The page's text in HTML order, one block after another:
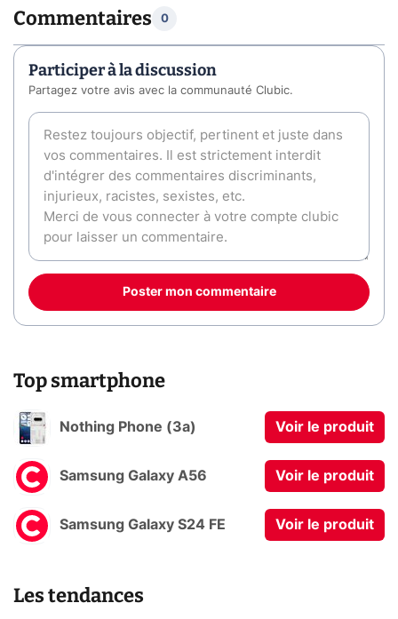
Commentaires 0
Participer à la discussion
Partagez votre avis avec la communauté Clubic.
Poster mon commentaire
Top smartphone
Nothing Phone (3a) Voir le produit
Samsung Galaxy A56 Voir le produit
Samsung Galaxy S24 FE Voir le produit
Les tendances